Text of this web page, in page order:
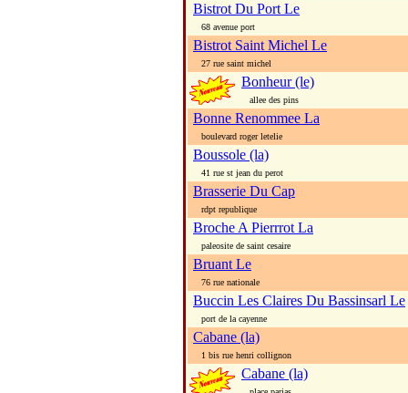
Bistrot Du Port Le
68 avenue port
Bistrot Saint Michel Le
27 rue saint michel
Bonheur (le)
allee des pins
Bonne Renommee La
boulevard roger letelie
Boussole (la)
41 rue st jean du perot
Brasserie Du Cap
rdpt republique
Broche A Pierrrot La
paleosite de saint cesaire
Bruant Le
76 rue nationale
Buccin Les Claires Du Bassinsarl Le
port de la cayenne
Cabane (la)
1 bis rue henri collignon
Cabane (la)